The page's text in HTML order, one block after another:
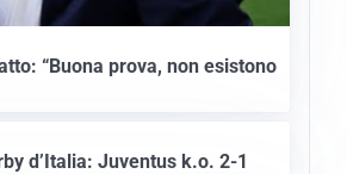
“Buona prova, non esistono
d’Italia: Juventus k.o. 2-1